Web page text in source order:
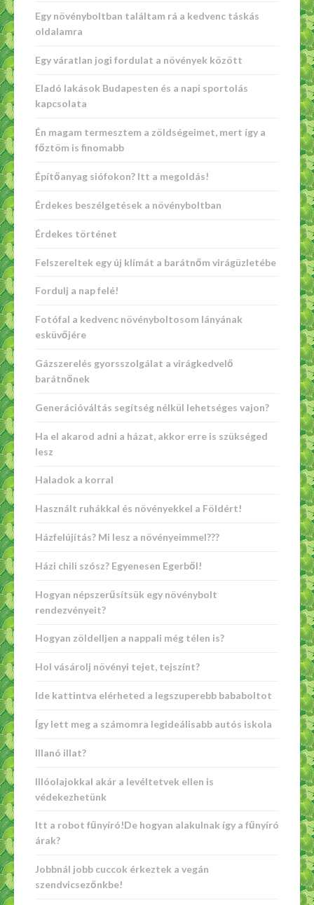
Egy növényboltban találtam rá a kedvenc táskás
oldalamra
Egy váratlan jogi fordulat a növények között
Eladó lakások Budapesten és a napi sportolás
kapcsolata
Én magam termesztem a zöldségeimet, mert így a
főztöm is finomabb
Építőanyag siófokon? Itt a megoldás!
Érdekes beszélgetések a növényboltban
Érdekes történet
Felszereltek egy új klímát a barátnőm virágüzletébe
Fordulj a nap felé!
Fotófal a kedvenc növényboltosom lányának
esküvőjére
Gázszerelés gyorsszolgálat a virágkedvelő
barátnőnek
Generációváltás segítség nélkül lehetséges vajon?
Ha el akarod adni a házat, akkor erre is szükséged
lesz
Haladok a korral
Használt ruhákkal és növényekkel a Földért!
Házfelújítás? Mi lesz a növényeimmel???
Házi chili szósz? Egyenesen Egerből!
Hogyan népszerűsítsük egy növénybolt
rendezvényeit?
Hogyan zöldelljen a nappali még télen is?
Hol vásárolj növényi tejet, tejszínt?
Ide kattintva elérheted a legszuperebb bababoltot
Így lett meg a számomra legideálisabb autós iskola
Illanó illat?
Illóolajokkal akár a levéltetvek ellen is
védekezhetünk
Itt a robot fűnyíró!De hogyan alakulnak így a fűnyíró
árak?
Jobbnál jobb cuccok érkeztek a vegán
szendvicsezőnkbe!